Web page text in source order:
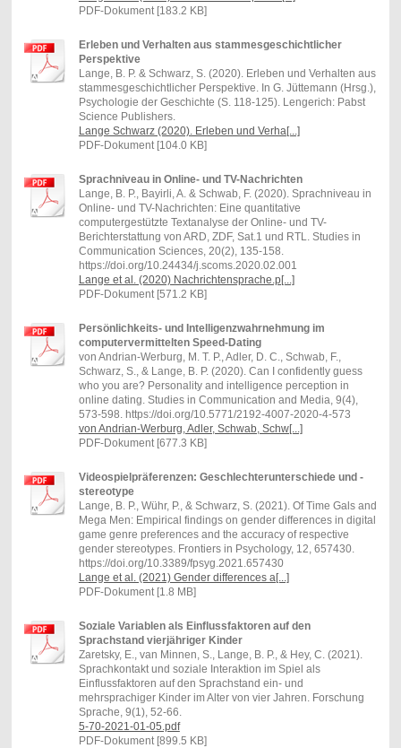
PDF-Dokument [183.2 KB]
Erleben und Verhalten aus stammesgeschichtlicher
Perspektive
Lange, B. P. & Schwarz, S. (2020). Erleben und Verhalten aus
stammesgeschichtlicher Perspektive. In G. Jüttemann (Hrsg.),
Psychologie der Geschichte (S. 118-125). Lengerich: Pabst
Science Publishers.
Lange Schwarz (2020). Erleben und Verha[...]
PDF-Dokument [104.0 KB]
Sprachniveau in Online- und TV-Nachrichten
Lange, B. P., Bayirli, A. & Schwab, F. (2020). Sprachniveau in
Online- und TV-Nachrichten: Eine quantitative
computergestützte Textanalyse der Online- und TV-
Berichterstattung von ARD, ZDF, Sat.1 und RTL. Studies in
Communication Sciences, 20(2), 135-158.
https://doi.org/10.24434/j.scoms.2020.02.001
Lange et al. (2020) Nachrichtensprache.p[...]
PDF-Dokument [571.2 KB]
Persönlichkeits- und Intelligenzwahrnehmung im
computervermittelten Speed-Dating
von Andrian-Werburg, M. T. P., Adler, D. C., Schwab, F.,
Schwarz, S., & Lange, B. P. (2020). Can I confidently guess
who you are? Personality and intelligence perception in
online dating. Studies in Communication and Media, 9(4),
573-598. https://doi.org/10.5771/2192-4007-2020-4-573
von Andrian-Werburg, Adler, Schwab, Schw[...]
PDF-Dokument [677.3 KB]
Videospielpräferenzen: Geschlechterunterschiede und -
stereotype
Lange, B. P., Wühr, P., & Schwarz, S. (2021). Of Time Gals and
Mega Men: Empirical findings on gender differences in digital
game genre preferences and the accuracy of respective
gender stereotypes. Frontiers in Psychology, 12, 657430.
https://doi.org/10.3389/fpsyg.2021.657430
Lange et al. (2021) Gender differences a[...]
PDF-Dokument [1.8 MB]
Soziale Variablen als Einflussfaktoren auf den
Sprachstand vierjähriger Kinder
Zaretsky, E., van Minnen, S., Lange, B. P., & Hey, C. (2021).
Sprachkontakt und soziale Interaktion im Spiel als
Einflussfaktoren auf den Sprachstand ein- und
mehrsprachiger Kinder im Alter von vier Jahren. Forschung
Sprache, 9(1), 52-66.
5-70-2021-01-05.pdf
PDF-Dokument [899.5 KB]